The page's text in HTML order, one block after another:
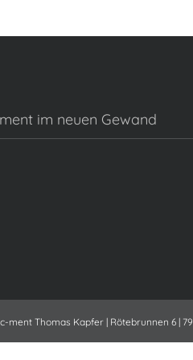
im neuen Gewand
ment Thomas Kapfer | Rötebrunnen 6 |